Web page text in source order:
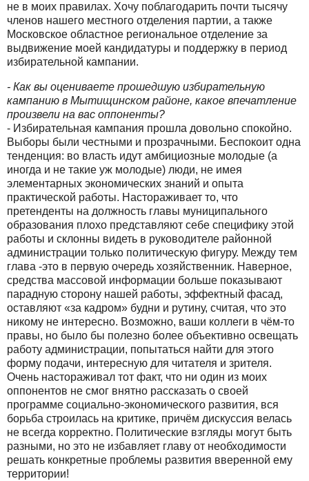
не в моих правилах. Хочу поблагодарить почти тысячу
членов нашего местного отделения партии, а также
Московское областное региональное отделение за
выдвижение моей кандидатуры и поддержку в период
избирательной кампании.
- Как вы оцениваете прошедшую избирательную
кампанию в Мытищинском районе, какое впечатление
произвели на вас оппоненты?
- Избирательная кампания прошла довольно спокойно.
Выборы были честными и прозрачными. Беспокоит одна
тенденция: во власть идут амбициозные молодые (а
иногда и не такие уж молодые) люди, не имея
элементарных экономических знаний и опыта
практической работы. Настораживает то, что
претенденты на должность главы муниципального
образования плохо представляют себе специфику этой
работы и склонны видеть в руководителе районной
администрации только политическую фигуру. Между тем
глава -это в первую очередь хозяйственник. Наверное,
средства массовой информации больше показывают
парадную сторону нашей работы, эффектный фасад,
оставляют «за кадром» будни и рутину, считая, что это
никому не интересно. Возможно, ваши коллеги в чём-то
правы, но было бы полезно более объективно освещать
работу администрации, попытаться найти для этого
форму подачи, интересную для читателя и зрителя.
Очень настораживал тот факт, что ни один из моих
оппонентов не смог внятно рассказать о своей
программе социально-экономического развития, вся
борьба строилась на критике, причём дискуссия велась
не всегда корректно. Политические взгляды могут быть
разными, но это не избавляет главу от необходимости
решать конкретные проблемы развития вверенной ему
территории!